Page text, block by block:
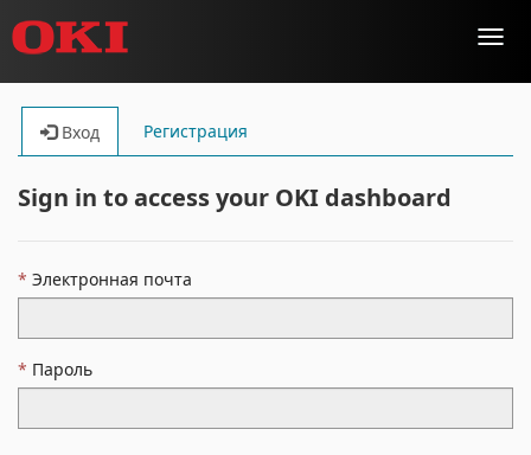
Вход Регистрация
Sign in to access your OKI dashboard
Электронная почта
Пароль